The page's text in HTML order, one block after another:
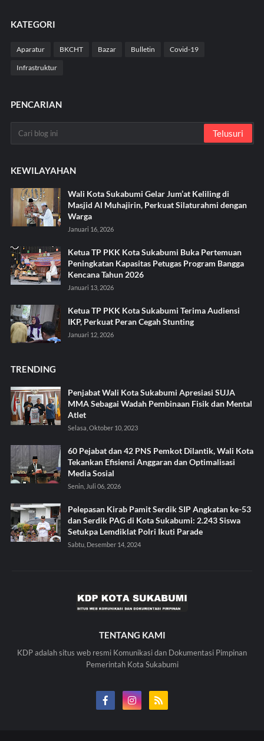
KATEGORI
Aparatur BKCHT Bazar Bulletin Covid-19
Infrastruktur
PENCARIAN
KEWILAYAHAN
Wali Kota Sukabumi Gelar Jum’at Keliling di
Masjid Al Muhajirin, Perkuat Silaturahmi dengan
Warga
Januari 16, 2026
Ketua TP PKK Kota Sukabumi Buka Pertemuan
Peningkatan Kapasitas Petugas Program Bangga
Kencana Tahun 2026
Januari 13, 2026
Ketua TP PKK Kota Sukabumi Terima Audiensi
IKP, Perkuat Peran Cegah Stunting
Januari 12, 2026
TRENDING
Penjabat Wali Kota Sukabumi Apresiasi SUJA
MMA Sebagai Wadah Pembinaan Fisik dan Mental
Atlet
Selasa, Oktober 10, 2023
60 Pejabat dan 42 PNS Pemkot Dilantik, Wali Kota
Tekankan Efisiensi Anggaran dan Optimalisasi
Media Sosial
Senin, Juli 06, 2026
Pelepasan Kirab Pamit Serdik SIP Angkatan ke-53
dan Serdik PAG di Kota Sukabumi: 2.243 Siswa
Setukpa Lemdiklat Polri Ikuti Parade
Sabtu, Desember 14, 2024
TENTANG KAMI
KDP adalah situs web resmi Komunikasi dan Dokumentasi Pimpinan
Pemerintah Kota Sukabumi